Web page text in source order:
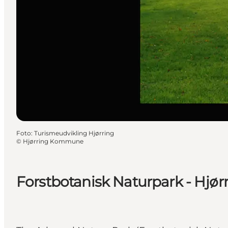
Forstbotanisk Naturpark -
Foto: Turismeudvikling Hjørring
© Hjørring Kommune